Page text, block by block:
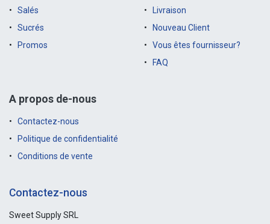
Salés
Sucrés
Promos
Livraison
Nouveau Client
Vous êtes fournisseur?
FAQ
A propos de-nous
Contactez-nous
Politique de confidentialité
Conditions de vente
Contactez-nous
Sweet Supply SRL